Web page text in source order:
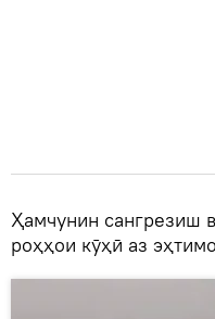
Ҳамчунин сангрезиш
роҳҳои кӯҳӣ аз